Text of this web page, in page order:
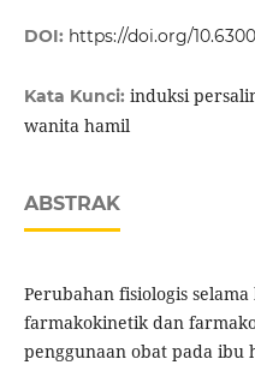
DOI: https://doi.org/
Kata Kunci: induksi
wanita hamil
ABSTRAK
Perubahan fisiologis
farmakokinetik dan
penggunaan obat pada ibu